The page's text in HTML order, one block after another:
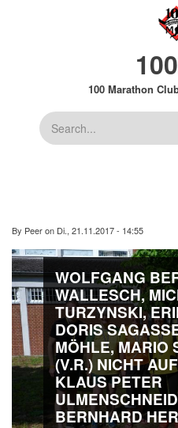
100 Marathon
Suche
By Peeron Di., 21.11.2017 - 14:55
WOLFGANG
WALLESCH,
TURZYNSKI,
DORIS
MÖHLE, MARIO
(V.R.) NICHT
KLAUS PETER
BERNHARD